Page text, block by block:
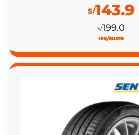
S/199.0
S/143.9
195/50R15